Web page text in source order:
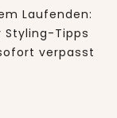
Laufenden:
Styling-Tipps
verpasst